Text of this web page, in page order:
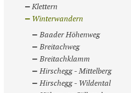
Klettern
Winterwandern
Baader Höhenweg
Breitachweg
Breitachklamm
Hirschegg - Mittelberg
Hirschegg - Wildental